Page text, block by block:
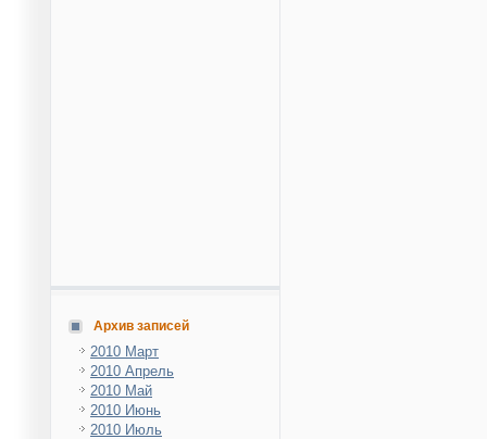
Архив записей
2010 Март
2010 Апрель
2010 Май
2010 Июнь
2010 Июль